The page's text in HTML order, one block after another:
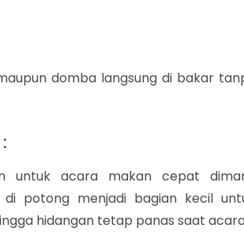
domba langsung di bakar
untuk acara makan cepat
potong menjadi bagian kecil
hidangan tetap panas saat